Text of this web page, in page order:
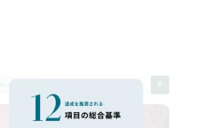
ていたり、またブリーダー
うした問題は、消費者にと
ゃん自身にとっても非常に